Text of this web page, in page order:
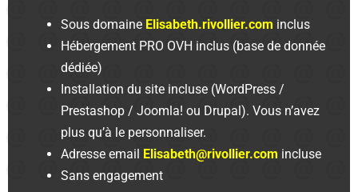
Sous domaine Elisabeth.rivollier.com inclus
Hébergement PRO OVH inclus (base de donnée
dédiée)
Installation du site incluse (WordPress /
Prestashop / Joomla! ou Drupal). Vous n’avez
plus qu’à le personnaliser.
Adresse email Elisabeth@rivollier.com incluse
Sans engagement